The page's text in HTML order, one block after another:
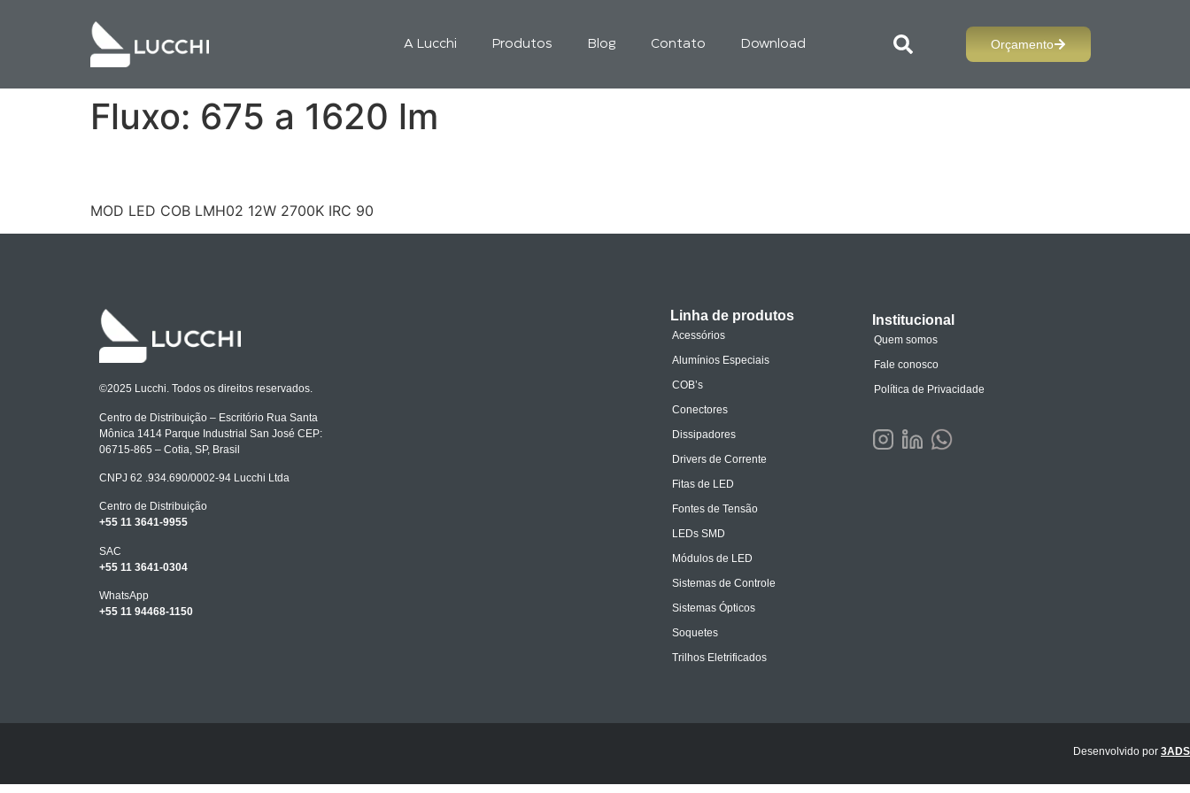
A Lucchi Produtos Blog Contato Download Orçamento
Fluxo: 675 a 1620 lm
MOD LED COB LMH02 12W 2700K IRC 90
©2025 Lucchi. Todos os direitos reservados.
Centro de Distribuição – Escritório Rua Santa
Mônica 1414 Parque Industrial San José CEP:
06715-865 – Cotia, SP, Brasil
CNPJ 62 .934.690/0002-94 Lucchi Ltda
Centro de Distribuição
+55 11 3641-9955
SAC
+55 11 3641-0304
WhatsApp
+55 11 94468-1150
Linha de produtos
Acessórios
Alumínios Especiais
COB’s
Conectores
Dissipadores
Drivers de Corrente
Fitas de LED
Fontes de Tensão
LEDs SMD
Módulos de LED
Sistemas de Controle
Sistemas Ópticos
Soquetes
Trilhos Eletrificados
Institucional
Quem somos
Fale conosco
Política de Privacidade
Desenvolvido por 3ADS